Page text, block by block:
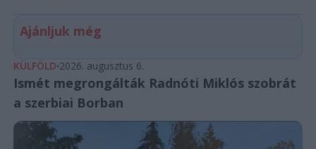
Ajánljuk még
KÜLFÖLD 2026. augusztus 6.
Ismét megrongálták Radnóti Miklós szobrát
a szerbiai Borban